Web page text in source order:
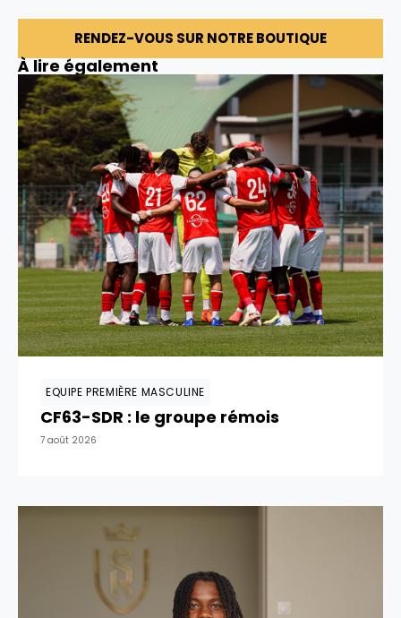
RENDEZ-VOUS SUR NOTRE BOUTIQUE
À lire également
EQUIPE PREMIÈRE MASCULINE
CF63-SDR : le groupe rémois
7 août 2026